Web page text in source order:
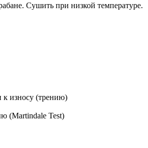
Сушить при низкой температуре.
к износу (трению)
(Martindale Test)